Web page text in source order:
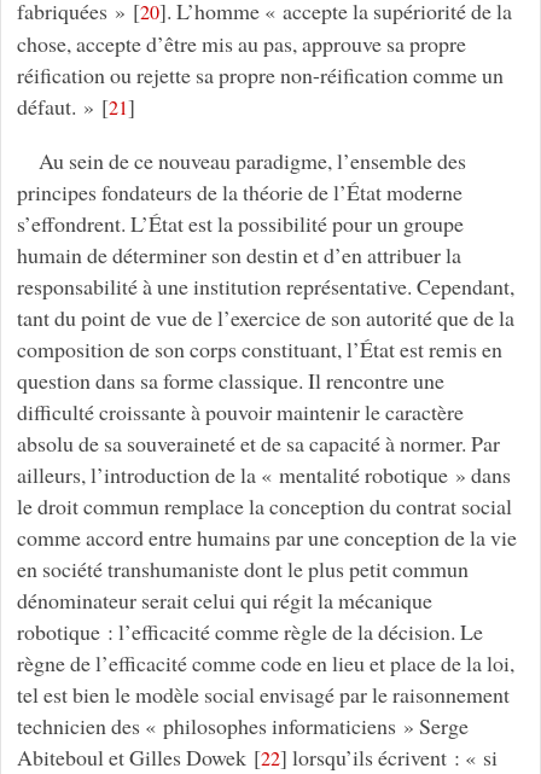
fabriquées » [20]. L’homme « accepte la supériorité de la
chose, accepte d’être mis au pas, approuve sa propre
réification ou rejette sa propre non-réification comme un
défaut. » [21]
Au sein de ce nouveau paradigme, l’ensemble des
principes fondateurs de la théorie de l’État moderne
s’effondrent. L’État est la possibilité pour un groupe
humain de déterminer son destin et d’en attribuer la
responsabilité à une institution représentative. Cependant,
tant du point de vue de l’exercice de son autorité que de la
composition de son corps constituant, l’État est remis en
question dans sa forme classique. Il rencontre une
difficulté croissante à pouvoir maintenir le caractère
absolu de sa souveraineté et de sa capacité à normer. Par
ailleurs, l’introduction de la « mentalité robotique » dans
le droit commun remplace la conception du contrat social
comme accord entre humains par une conception de la vie
en société transhumaniste dont le plus petit commun
dénominateur serait celui qui régit la mécanique
robotique : l’efficacité comme règle de la décision. Le
règne de l’efficacité comme code en lieu et place de la loi,
tel est bien le modèle social envisagé par le raisonnement
technicien des « philosophes informaticiens » Serge
Abiteboul et Gilles Dowek[22] lorsqu’ils écrivent : « si